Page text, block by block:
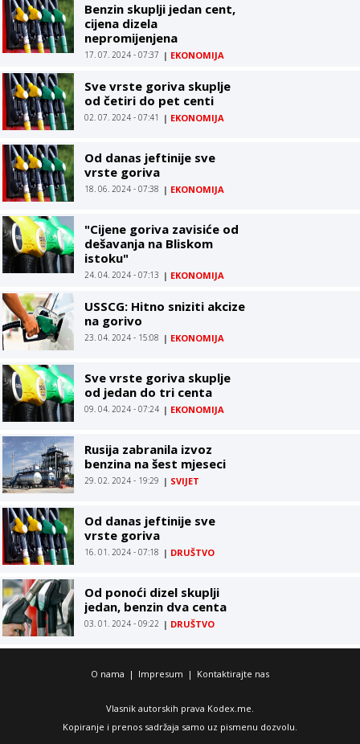
Benzin skuplji jedan cent,
cijena dizela
nepromijenjena
17. 07. 2024 - 07:37 | EKONOMIJA
Sve vrste goriva skuplje
od četiri do pet centi
02. 07. 2024 - 07:41 | EKONOMIJA
Od danas jeftinije sve
vrste goriva
18. 06. 2024 - 07:38 | EKONOMIJA
"Cijene goriva zavisiće od
dešavanja na Bliskom
istoku"
24. 04. 2024 - 07:13 | EKONOMIJA
USSCG: Hitno sniziti akcize
na gorivo
23. 04. 2024 - 15:08 | EKONOMIJA
Sve vrste goriva skuplje
od jedan do tri centa
09. 04. 2024 - 07:24 | EKONOMIJA
Rusija zabranila izvoz
benzina na šest mjeseci
29. 02. 2024 - 19:29 | SVIJET
Od danas jeftinije sve
vrste goriva
16. 01. 2024 - 07:18 | DRUŠTVO
Od ponoći dizel skuplji
jedan, benzin dva centa
03. 01. 2024 - 09:22 | DRUŠTVO
O nama | Impresum | Kontaktirajte nas
Vlasnik autorskih prava Kodex.me.
Kopiranje i prenos sadržaja samo uz pismenu dozvolu.